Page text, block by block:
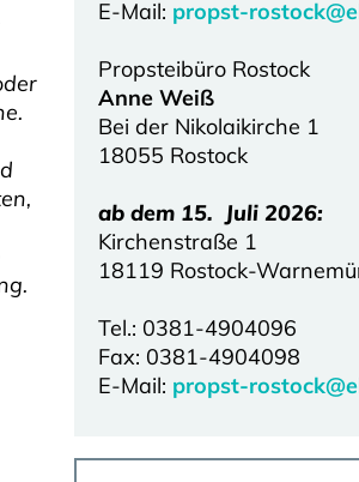
E-Mail: propst-
Propsteibüro Rostock
Anne Weiß
Bei der Nikolaikirche 1
18055 Rostock
ab dem 15. Juli 2026:
Kirchenstraße 1
18119 Rostock-
Tel.: 0381-4904096
Fax: 0381-4904098
E-Mail: propst-